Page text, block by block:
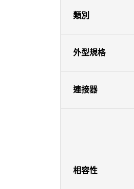
類別
外型規格
連接器
相容性